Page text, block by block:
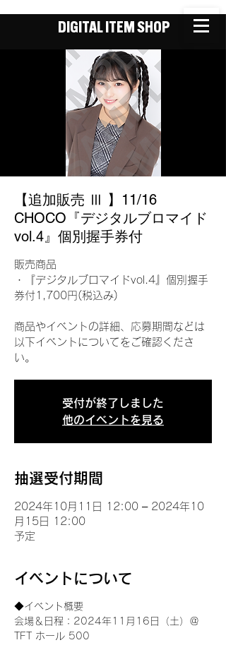
DIGITAL ITEM SHOP
【追加販売 Ⅲ 】11/16
CHOCO『デジタルブロマイド
vol.4』個別握手券付
販売商品
・『デジタルブロマイドvol.4』個別握手
券付1,700円(税込み)
商品やイベントの詳細、応募期間などは
以下イベントについてをご確認くださ
い。
受付が終了しました
他のイベントを見る
抽選受付期間
2024年10月11日 12:00 – 2024年10
月15日 12:00
予定
イベントについて
◆イベント概要
会場＆日程：2024年11月16日（土）＠
TFT ホール 500